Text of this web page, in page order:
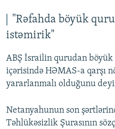
"Rəfahda böyük
istəmirik"
ABŞ İsrailin qurudan böyük
içərisində HƏMAS-a qarşı
yararlanmalı olduğunu
Netanyahunun son
Təhlükəsizlik Şurasının